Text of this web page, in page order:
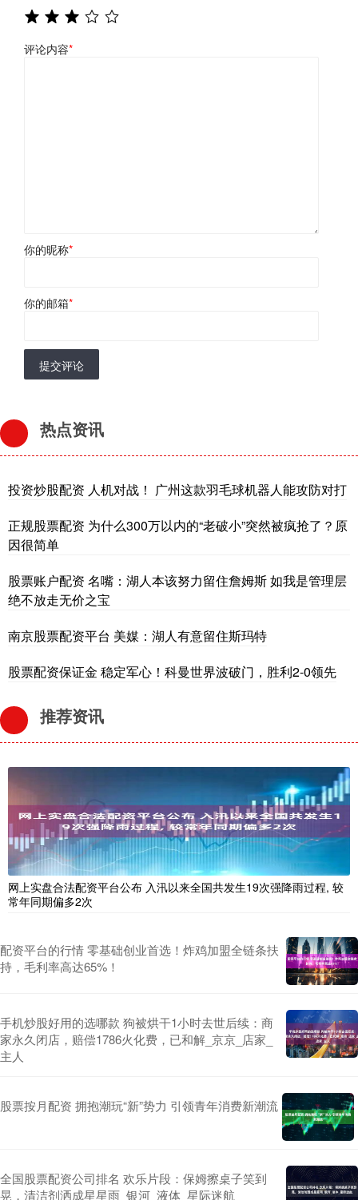
评论内容*
你的昵称*
你的邮箱*
提交评论
热点资讯
投资炒股配资 人机对战！ 广州这款羽毛球机器人能攻防对打
正规股票配资 为什么300万以内的“老破小”突然被疯抢了？原
因很简单
股票账户配资 名嘴：湖人本该努力留住詹姆斯 如我是管理层
绝不放走无价之宝
南京股票配资平台 美媒：湖人有意留住斯玛特
股票配资保证金 稳定军心！科曼世界波破门，胜利2-0领先
推荐资讯
网上实盘合法配资平台公布 入汛以来全国共发生19次强降雨过程, 较
常年同期偏多2次
配资平台的行情 零基础创业首选！炸鸡加盟全链条扶
持，毛利率高达65%！
手机炒股好用的选哪款 狗被烘干1小时去世后续：商
家永久闭店，赔偿1786火化费，已和解_京京_店家_
主人
股票按月配资 拥抱潮玩“新”势力 引领青年消费新潮流
全国股票配资公司排名 欢乐片段：保姆擦桌子笑到
晃，清洁剂洒成星星雨_银河_液体_星际迷航